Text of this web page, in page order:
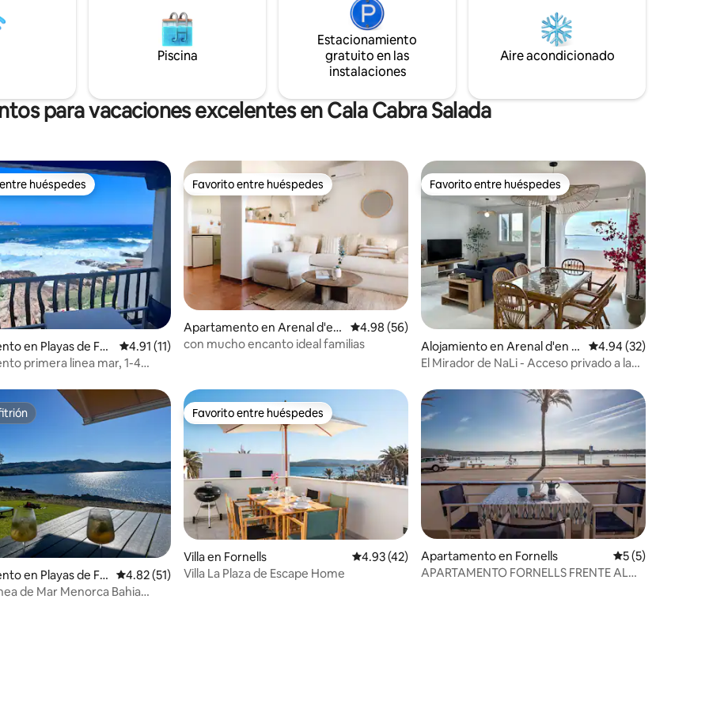
etc. Al estar en el centro es
conocer la isla. El apartamento
equipado.
la isla y lugares del mundo – ilustraciones
– algo marinero – auténtico –
Mediterráneo.
Piscina
Estacionamiento
gratuito en las
instalaciones
Aire acondicionado
para vacaciones excelentes en Cala Cabra Salada
5 de 5, 26 reseñas
huéspedes
huéspedes
en Playas de For
Calificación promedio: 4.91 de 5, 11 reseñas
4.91 (11)
primera linea mar, 1-4
Favorito entre huéspedes
Favorito entre huéspedes
Apartamento en Arenal d'en
Castell
Calificación promedio: 4.98 de 5, 56 reseñas
4.98 (56)
con mucho encanto ideal familias
Favorito entre huéspedes
Favorito entre huéspedes
Alojamiento en Arenal d'en C
astell
Calificación
4.94 (32)
El Mirador de NaLi - Acceso privado a la
en Playas de Fo
Calificación promedio: 4.82 de 5, 51 reseñas
4.82 (51)
de Mar Menorca Bahia
Favorito entre huéspedes
Favorito entre huéspedes
Villa en Fornells Calificación promedio: 4.93 de 5, 42 reseñas
4.93 (42)
Villa La Plaza de Escape Home
Apartamento en Fornells Calificación
5 (5)
APARTAMENTO FORNELLS FRENTE AL